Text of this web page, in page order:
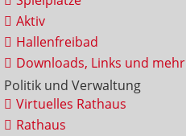
Aktiv
Hallenfreibad
Downloads, Links und mehr
Politik und Verwaltung
Virtuelles Rathaus
Rathaus